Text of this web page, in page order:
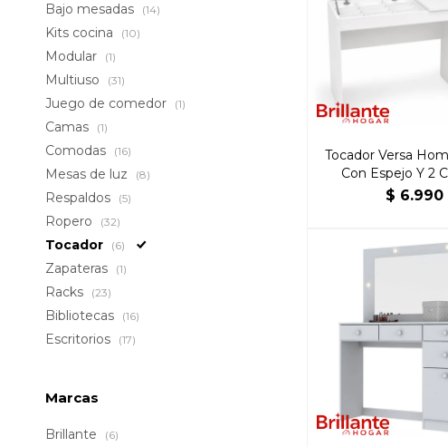
Tocador Versa
Con Espejo Y 2
$ 6.990
Bajo mesadas (14)
Kits cocina (10)
Modular (1)
Multiuso (31)
Juego de comedor (1)
Camas (1)
Comodas (16)
Mesas de luz (8)
Respaldos (5)
Ropero (32)
Tocador (6)
Zapateras (1)
Racks (23)
Bibliotecas (16)
Escritorios (17)
Marcas
Brillante (6)